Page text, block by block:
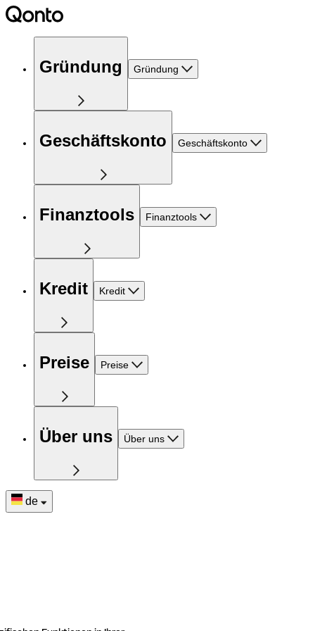
Gründung Gründung
Geschäftskonto Geschäftskonto
Finanztools Finanztools
Kredit Kredit
Preise Preise
Über uns Über uns
de